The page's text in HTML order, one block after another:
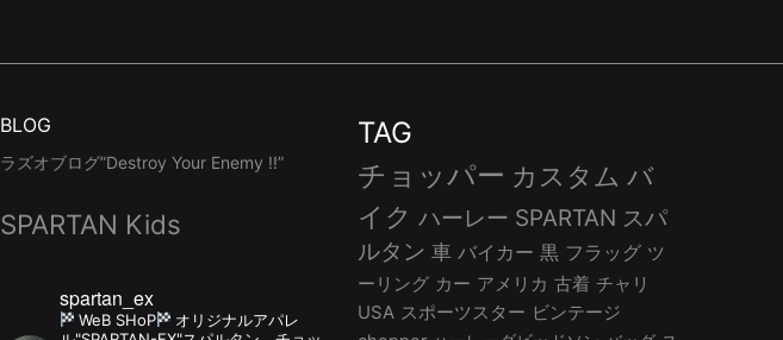
BLOG
ラズオブログ”Destroy Your Enemy !!”
SPARTAN Kids
spartan_ex
WeB SHoP
オリジナルアパレ
TAG
チョッパー カスタム バ
イク ハーレー SPARTAN スパ
ルタン 車 バイカー 黒 フラッグ ツ
ーリング カー アメリカ 古着 チャリ
USA スポーツスター ビンテージ